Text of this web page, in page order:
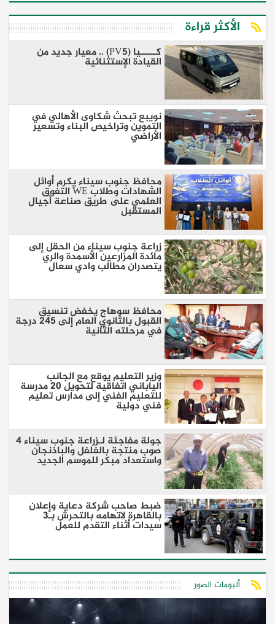
الأكثر قراءة
كـــــيا (PV5) .. معيار جديد من
القيادة الإستثنائية
نويبع تبحث شكاوى الأهالي في
التموين وتراخيص البناء وتسعير
الأراضي
محافظ جنوب سيناء يكرم أوائل
الشهادات وطلاب WE التفوق
العلمي على طريق صناعة أجيال
المستقبل
زراعة جنوب سيناء من الحقل إلى
مائدة المزارعين الأسمدة والري
يتصدران مطالب وادي سعال
محافظ سوهاج يخفض تنسيق
القبول بالثانوي العام إلى 245 درجة
في مرحلته الثانية
وزير التعليم يوقع مع الجانب
الياباني اتفاقية لتحويل 20 مدرسة
للتعليم الفني إلى مدارس تعليم
فني دولية
جولة مفاجئة لـزراعة جنوب سيناء 4
صوب منتجة بالفلفل والباذنجان
واستعداد مبكر للموسم الجديد
ضبط صاحب شركة دعاية وإعلان
بالقاهرة لاتهامه بالتحرش بـ3
سيدات أثناء التقدم للعمل
ألبومات الصور